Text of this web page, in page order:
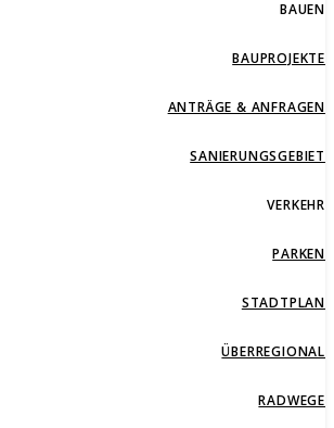
BAUEN
BAUPROJEKTE
ANTRÄGE & ANFRAGEN
SANIERUNGSGEBIET
VERKEHR
PARKEN
STADTPLAN
ÜBERREGIONAL
RADWEGE